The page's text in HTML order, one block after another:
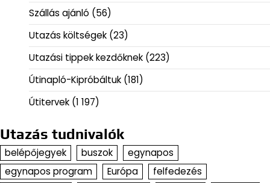
Szállás ajánló (56)
Utazás költségek (23)
Utazási tippek kezdőknek (223)
Útinapló-Kipróbáltuk (181)
Útitervek (1 197)
Utazás tudnivalók
belépőjegyek buszok
egynapos
egynapos program
Európa
felfedezés